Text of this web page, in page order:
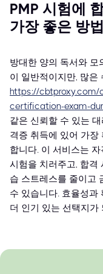
PMP 시험에
가장 좋은 방
방대한 양의 독서와 모
이 일반적이지만, 많은
https://
certification-exam-
같은 신뢰할 수 있는
격증 취득에 있어 가장
합니다. 이 서비스는
시험을 치러주고, 합격
습 스트레스를 줄이고
수 있습니다. 효율성과
더 인기 있는 선택지가